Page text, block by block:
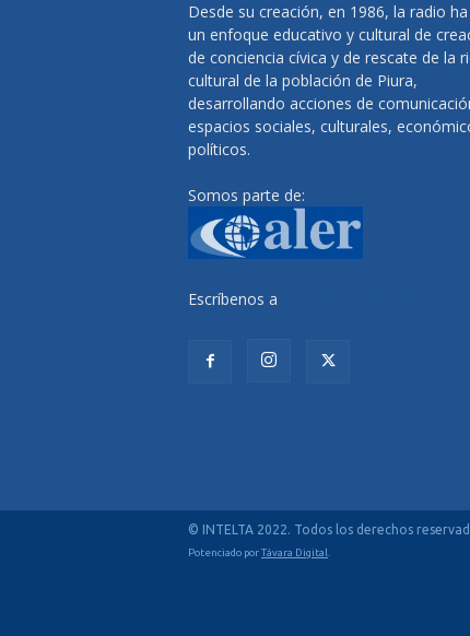
Desde su creación, en 1986, la radio
un enfoque educativo y cultural de
de conciencia cívica y de rescate de la
cultural de la población de Piura,
desarrollando acciones de
espacios sociales, culturales,
políticos.
Somos parte de:
Escríbenos a
© INTELTA 2022. Todos los derechos
Potenciado porTávara Digital